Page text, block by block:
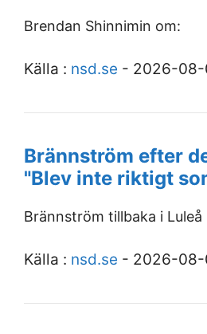
Brendan Shinnimin om:
Källa : nsd.se - 2026-08-
Brännström efter
"Blev inte riktigt
Brännström tillbaka i Luleå
Källa : nsd.se - 2026-08-